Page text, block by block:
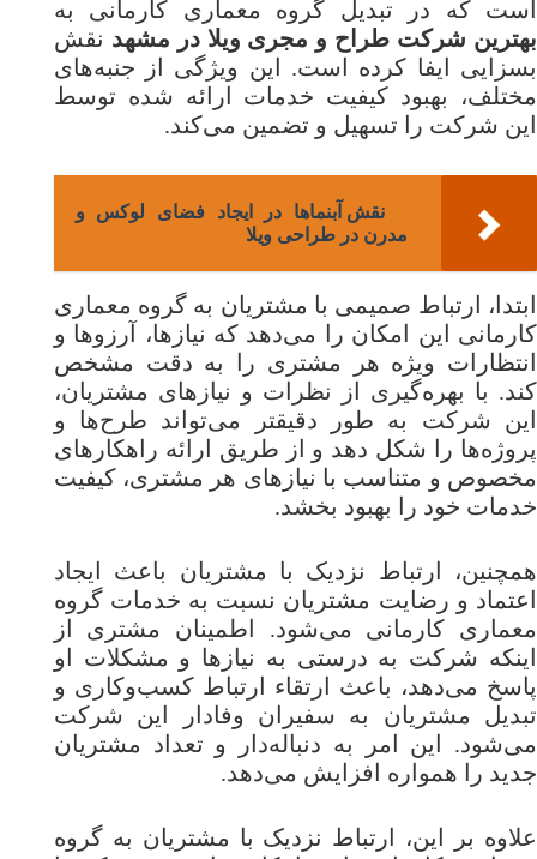
است که در تبدیل گروه معماری کارمانی به
بهترین شرکت طراح و مجری ویلا در مشهد نقش
بسزایی ایفا کرده است. این ویژگی از جنبه‌های
مختلف، بهبود کیفیت خدمات ارائه شده توسط
این شرکت را تسهیل و تضمین می‌کند.
نقش آبنماها در ایجاد فضای لوکس و
مدرن در طراحی ویلا
ابتدا، ارتباط صمیمی با مشتریان به گروه معماری
کارمانی این امکان را می‌دهد که نیازها، آرزوها و
انتظارات ویژه هر مشتری را به دقت مشخص
کند. با بهره‌گیری از نظرات و نیازهای مشتریان،
این شرکت به طور دقیقتر می‌تواند طرح‌ها و
پروژه‌ها را شکل دهد و از طریق ارائه راهکارهای
مخصوص و متناسب با نیازهای هر مشتری، کیفیت
خدمات خود را بهبود بخشد.
همچنین، ارتباط نزدیک با مشتریان باعث ایجاد
اعتماد و رضایت مشتریان نسبت به خدمات گروه
معماری کارمانی می‌شود. اطمینان مشتری از
اینکه شرکت به درستی به نیازها و مشکلات او
پاسخ می‌دهد، باعث ارتقاء ارتباط کسب‌وکاری و
تبدیل مشتریان به سفیران وفادار این شرکت
می‌شود. این امر به دنباله‌دار و تعداد مشتریان
جدید را همواره افزایش می‌دهد.
علاوه بر این، ارتباط نزدیک با مشتریان به گروه